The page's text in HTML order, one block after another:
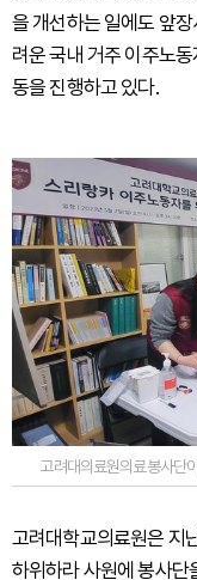
을 개선하는 일에도 앞
려운 국내 거주 이주노
동을 진행하고 있다.
고려대의료원의료봉사단
고려대학교의료원은 지
하위하라 사원에 봉사단